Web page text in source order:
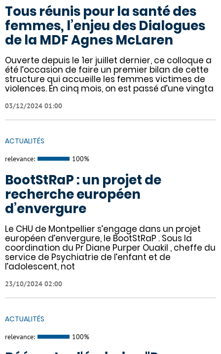
Tous réunis pour la santé des
femmes, l’enjeu des Dialogues
de la MDF Agnes McLaren
Ouverte depuis le 1er juillet dernier, ce colloque a
été l’occasion de faire un premier bilan de cette
structure qui accueille les femmes victimes de
violences. En cinq mois, on est passé d’une vingta
03/12/2024 01:00
ACTUALITÉS
relevance: 100%
BootStRaP : un projet de
recherche européen
d’envergure
Le CHU de Montpellier s’engage dans un projet
européen d’envergure, le BootStRaP . Sous la
coordination du Pr Diane Purper Ouakil , cheffe du
service de Psychiatrie de l’enfant et de
l’adolescent, not
23/10/2024 02:00
ACTUALITÉS
relevance: 100%